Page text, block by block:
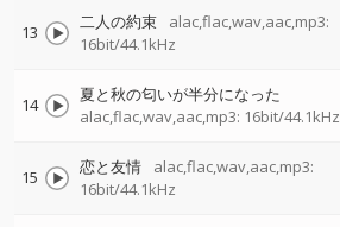
13 二人の約束
alac,flac,wav,aac,mp3:
16bit/44.1kHz
14
夏と秋の匂いが半分になった
alac,flac,wav,aac,mp3: 16bit/44.1kHz
15 恋と友情
alac,flac,wav,aac,mp3:
16bit/44.1kHz